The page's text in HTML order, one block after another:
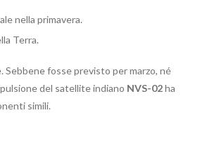
nella primavera.
Terra.
Sebbene fosse previsto per marzo, né
del satellite indiano NVS-02ha
simili.